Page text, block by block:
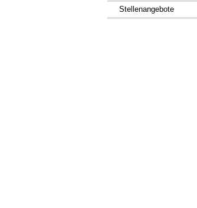
Stellenangebote